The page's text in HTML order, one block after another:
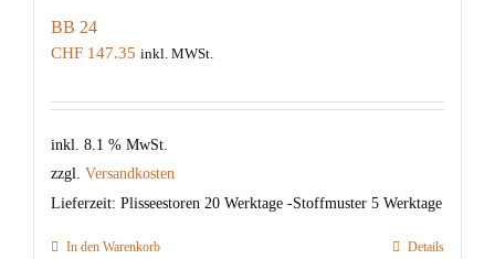
BB 24
CHF 147.35 inkl. MWSt.
inkl. 8.1 % MwSt.
zzgl. Versandkosten
Lieferzeit: Plisseestoren 20 Werktage -Stoffmuster 5 Werktage
In den Warenkorb Details